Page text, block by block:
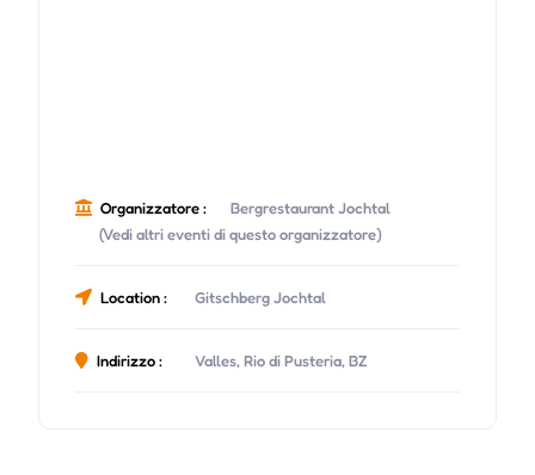
Organizzatore :
Bergrestaurant Jochtal
(Vedi altri eventi di questo organizzatore)
Location : Gitschberg Jochtal
Indirizzo : Valles, Rio di Pusteria, BZ